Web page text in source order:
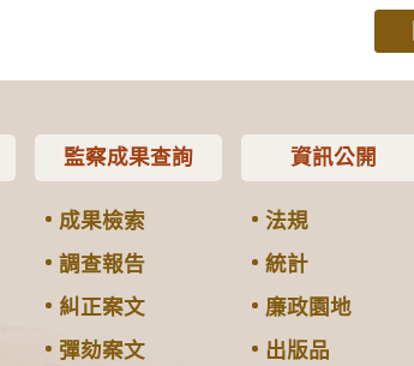
監察成果查詢
成果檢索
調查報告
糾正案文
彈劾案文
資訊公開
法規
統計
廉政園地
出版品